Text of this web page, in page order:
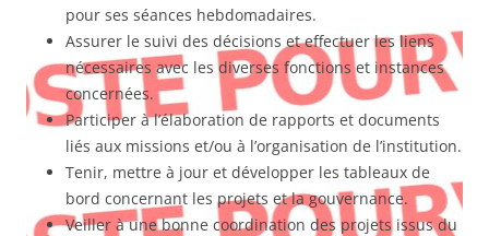
pour ses séances hebdomadaires.
Assurer le suivi des décisions et effectuer les liens
nécessaires avec les diverses fonctions et instances
concernées.
Participer à l’élaboration de rapports et documents
liés aux missions et/ou à l’organisation de l’institution.
Tenir, mettre à jour et développer les tableaux de
bord concernant les projets et la gouvernance.
Veiller à une bonne coordination des projets issus du